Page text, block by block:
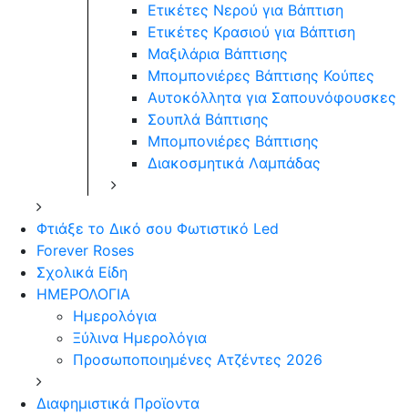
Ετικέτες Νερού για Βάπτιση
Ετικέτες Κρασιού για Βάπτιση
Μαξιλάρια Βάπτισης
Μπομπονιέρες Βάπτισης Κούπες
Αυτοκόλλητα για Σαπουνόφουσκες
Σουπλά Βάπτισης
Μπομπονιέρες Βάπτισης
Διακοσμητικά Λαμπάδας
Φτιάξε το Δικό σου Φωτιστικό Led
Forever Roses
Σχολικά Είδη
ΗΜΕΡΟΛΟΓΙΑ
Ημερολόγια
Ξύλινα Ημερολόγια
Προσωποποιημένες Ατζέντες 2026
Διαφημιστικά Προϊοντα